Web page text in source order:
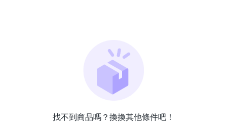
找不到商品嗎？換換其他條件吧！